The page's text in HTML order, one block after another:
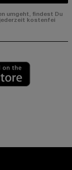
umgeht, findest Du
kostenfei